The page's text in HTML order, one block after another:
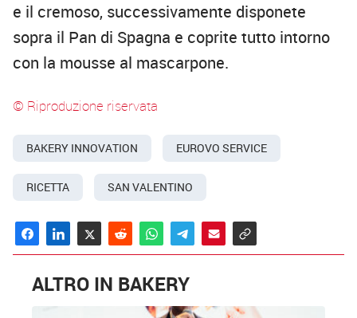
e il cremoso, successivamente disponete
sopra il Pan di Spagna e coprite tutto intorno
con la mousse al mascarpone.
© Riproduzione riservata
BAKERY INNOVATION EUROVO SERVICE
RICETTA SAN VALENTINO
ALTRO IN BAKERY